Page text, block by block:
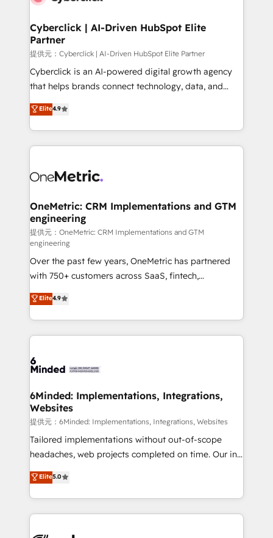
Cyberclick | AI-Driven HubSpot Elite
Partner
提供元：Cyberclick | AI-Driven HubSpot Elite Partner
Cyberclick is an AI-powered digital growth agency
that helps brands connect technology, data, and
creativity to achieve measurable results. Founded in
Barcelona and operating across Spain, LATAM, and
the UK, we support global companies in building
smarter marketing, sales, and customer success
Iberia (Spain & Portugal), we combine human insight
growth. Our multidisciplinary team designs solutions
that simplify complexity, boost performance, and
turn innovation into real impact. 🌍 Highlights •
HubSpot Partner since 2012 • 2022 EMEA Impact
Award: Best Integration • 150+ successful HubSpot
projects • Clients in 30+ industries • Proprietary
technology for integrations • Multilingual team:
English, Spanish, Portuguese & Italian 👉 Grow
smarter with AI and HubSpot.
Elite4.9
OneMetric: CRM Implementations and GTM
engineering
提供元：OneMetric: CRM Implementations and GTM
engineering
Over the past few years, OneMetric has partnered
with 750+ customers across SaaS, fintech,
healthcare, real estate, and other industries. With
150+ HubSpot-certified experts, we deliver scalable
solutions to complex GTM and RevOps challenges.
Our Expertise 🔹 Onboarding & Implementation:
tailored to your GTM motion. 🔹 Migrations:
from other CRMs to HubSpot without data loss or
downtime. 🔹 RevOps Strategy: Align teams,
processes, and data to drive revenue efficiency. 🔹
Integrations: Connect HubSpot with your tech stack
for better adoption. 🔹 Custom Solutions: Build
SOC 2 Type II and ISO 27001 certified, reinforcing
our commitment to data security and compliance. At
Elite4.9
6Minded: Implementations, Integrations,
Websites
提供元：6Minded: Implementations, Integrations, Websites
Tailored implementations without out-of-scope
headaches, web projects completed on time. Our in-
house team of certified CRM architects, experts,
developers, designers, and marketers handles all
aspects of your HubSpot. ✨ 400+ global clients ✨
100+ seamless migrations from 15+ different CRMs
Elite5.0